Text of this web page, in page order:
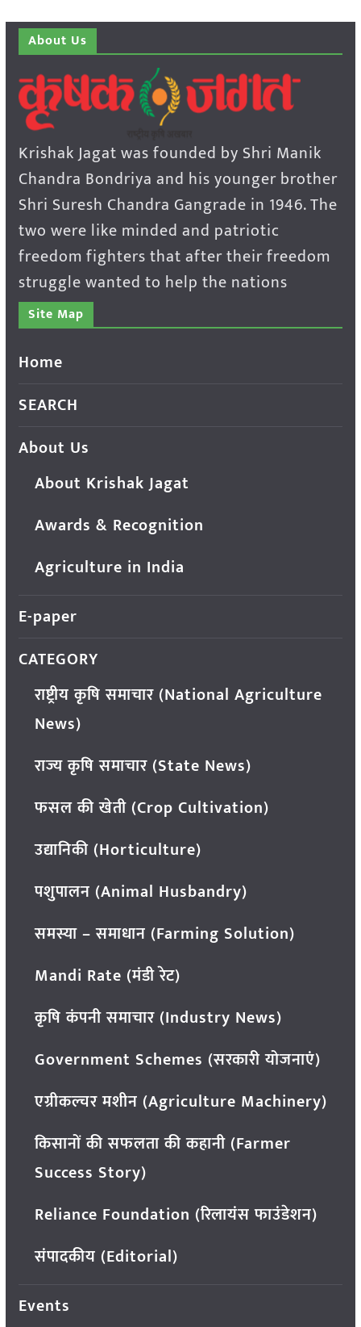
About Us
Krishak Jagat was founded by Shri Manik
Chandra Bondriya and his younger brother
Shri Suresh Chandra Gangrade in 1946. The
two were like minded and patriotic
freedom fighters that after their freedom
struggle wanted to help the nations
Site Map
Home
SEARCH
About Us
About Krishak Jagat
Awards & Recognition
Agriculture in India
E-paper
CATEGORY
राष्ट्रीय कृषि समाचार (National Agriculture
News)
राज्य कृषि समाचार (State News)
फसल की खेती (Crop Cultivation)
उद्यानिकी (Horticulture)
पशुपालन (Animal Husbandry)
समस्या – समाधान (Farming Solution)
Mandi Rate (मंडी रेट)
कृषि कंपनी समाचार (Industry News)
Government Schemes (सरकारी योजनाएं)
एग्रीकल्चर मशीन (Agriculture Machinery)
किसानों की सफलता की कहानी (Farmer
Success Story)
Reliance Foundation (रिलायंस फाउंडेशन)
संपादकीय (Editorial)
Events